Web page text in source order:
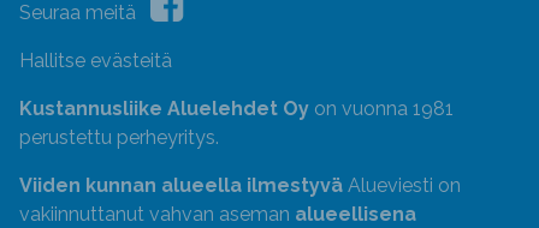
Seuraa meitä
Hallitse evästeitä
Kustannusliike Aluelehdet Oy on vuonna 1981
perustettu perheyritys.
Viiden kunnan alueella ilmestyvä Alueviesti on
vakiinnuttanut vahvan aseman alueellisena